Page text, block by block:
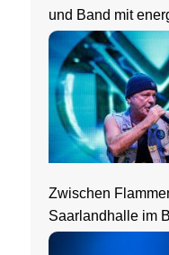
und Band mit
Show beim
Zwischen
Saarlandhalle im
Nightwish